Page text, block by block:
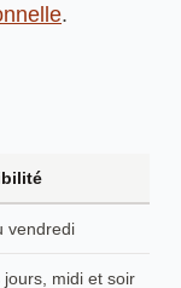
.
vendredi
jours, midi et soir